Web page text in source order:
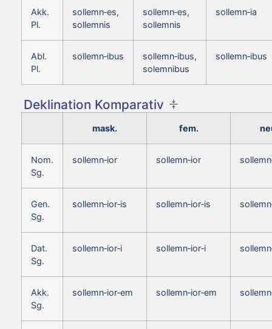
Akk.
Pl.
sollemn‑es,
sollemnis
sollemn‑es,
sollemnis
sollemn‑ia
Abl.
Pl.
sollemn‑ibus
sollemn‑ibus,
solemnibus
sollemn‑ibus
Deklination Komparativ
mask. fem.
Nom.
Sg.
sollemn‑ior sollemn‑ior
Gen.
Sg.
sollemn‑ior‑is sollemn‑ior‑is
Dat.
Sg.
sollemn‑ior‑i sollemn‑ior‑i
Akk.
Sg.
sollemn‑ior‑em sollemn‑ior‑em